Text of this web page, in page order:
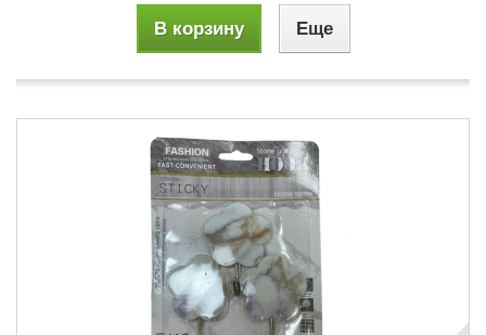
В корзину Еще